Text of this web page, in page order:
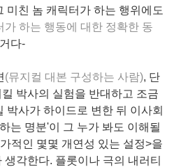
미친 놈 캐릭터가 하는 행위에도
가 하는 행동에 대한 정확한 동
다-
(뮤지컬 대본 구성하는 사람), 단
박사의 실험을 반대하고 조금
박사가 하이드로 변한 뒤 이사회
는 명분'이 그 누가 봐도 이해될
적인 몇몇 개연성 있는 설정>을
생각한다. 플롯이나 극의 내러티